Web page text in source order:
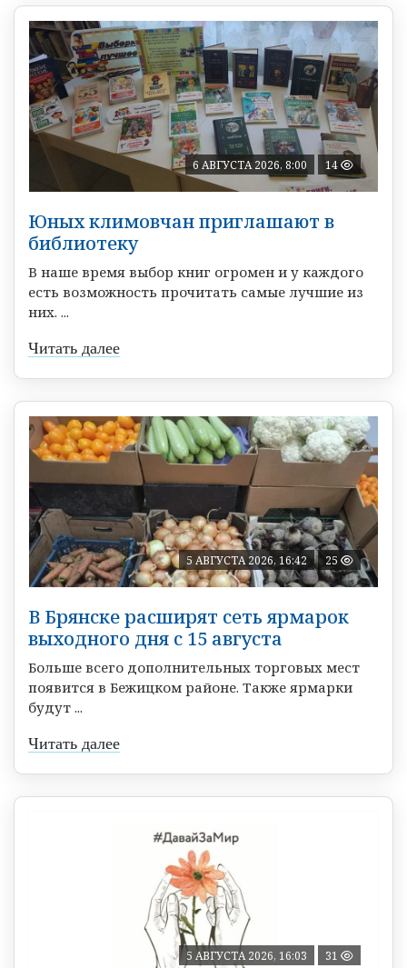
6 АВГУСТА 2026, 8:00 14
Юных климовчан приглашают в
библиотеку
В наше время выбор книг огромен и у каждого
есть возможность прочитать самые лучшие из
них. ...
Читать далее
5 АВГУСТА 2026, 16:42 25
В Брянске расширят сеть ярмарок
выходного дня с 15 августа
Больше всего дополнительных торговых мест
появится в Бежицком районе. Также ярмарки
будут ...
Читать далее
5 АВГУСТА 2026, 16:03 31